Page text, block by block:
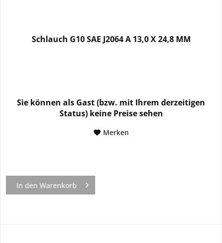
Schlauch G10 SAE J2064 A 13,0 X 24,8 MM
Sie können als Gast (bzw. mit Ihrem derzeitigen
Status) keine Preise sehen
Merken
In den Warenkorb